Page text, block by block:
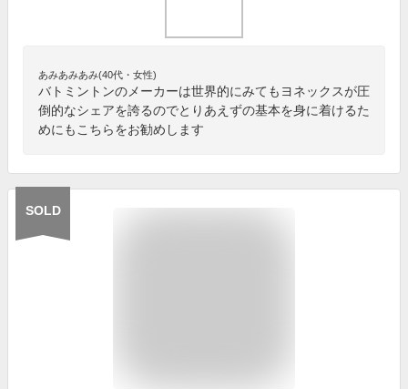
あみあみあみ(40代・女性)
バトミントンのメーカーは世界的にみてもヨネックスが圧
倒的なシェアを誇るのでとりあえずの基本を身に着けるた
めにもこちらをお勧めします
SOLD